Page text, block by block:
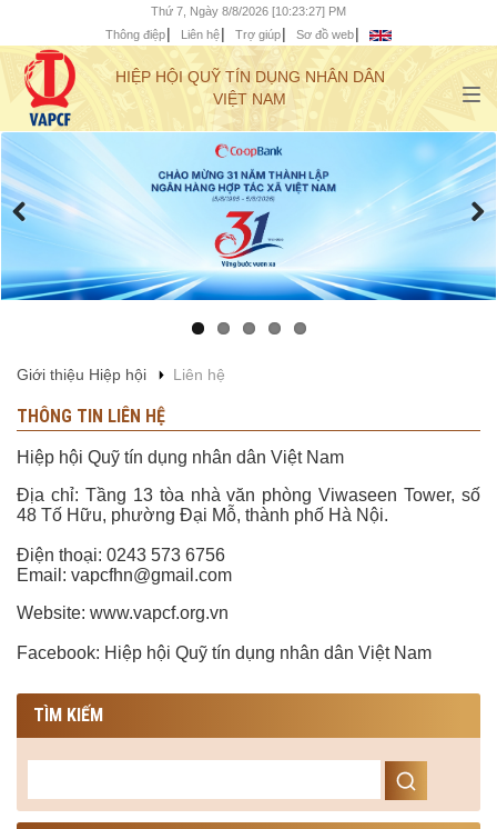
Thứ 7, Ngày 8/8/2026 [10:23:28] PM
Thông điệp
Liên hệ Trợ giúp Sơ đồ web
HIỆP HỘI QUỸ TÍN DỤNG NHÂN DÂN
VIỆT NAM
Giới thiệu Hiệp hội Liên hệ
THÔNG TIN LIÊN HỆ
Hiệp hội Quỹ tín dụng nhân dân Việt Nam
Địa chỉ: Tầng 13 tòa nhà văn phòng Viwaseen Tower, số
48 Tố Hữu, phường Đại Mỗ, thành phố Hà Nội.
Điện thoại: 0243 573 6756
Email: vapcfhn@gmail.com
Website: www.vapcf.org.vn
Facebook: Hiệp hội Quỹ tín dụng nhân dân Việt Nam
TÌM KIẾM